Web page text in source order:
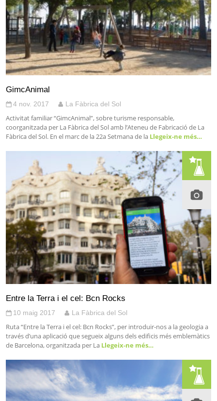
GimcAnimal
4 nov. 2017 La Fàbrica del Sol
Activitat familiar “GimcAnimal”, sobre turisme responsable,
coorganitzada per La Fàbrica del Sol amb l’Ateneu de Fabricació de La
Fàbrica del Sol. En el marc de la 22a Setmana de la Llegeix-ne més…
Entre la Terra i el cel: Bcn Rocks
10 maig 2017 La Fàbrica del Sol
Ruta “Entre la Terra i el cel: Bcn Rocks”, per introduir-nos a la geologia a
través d’una aplicació que segueix alguns dels edificis més emblemàtics
de Barcelona, organitzada per La Llegeix-ne més…